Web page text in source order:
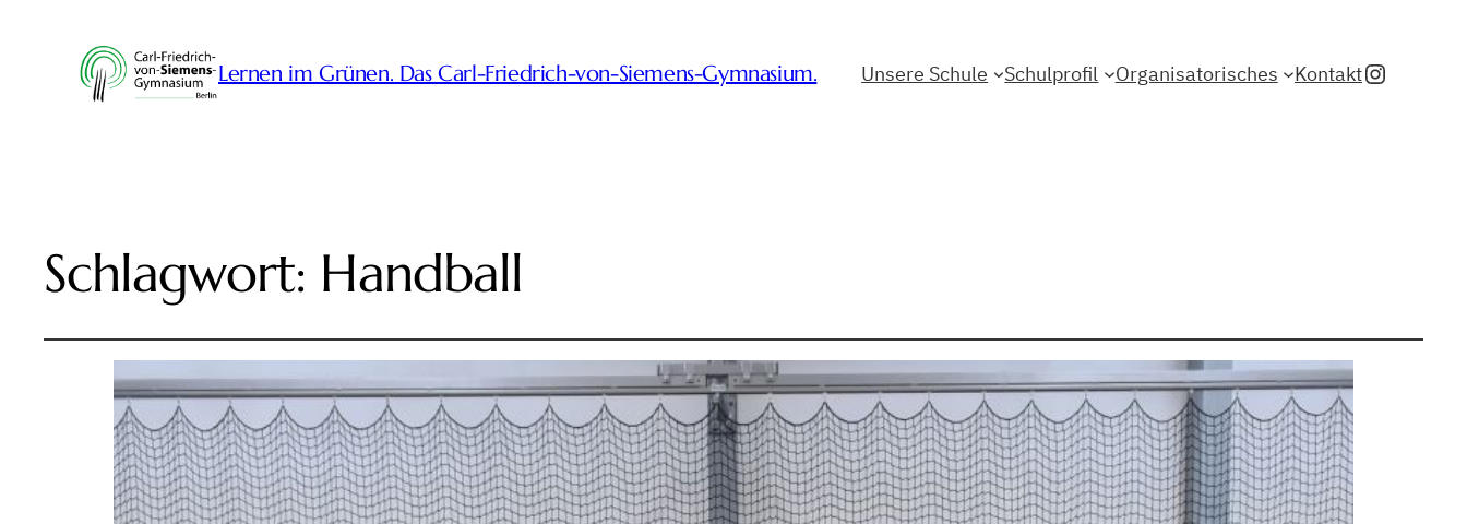
Lernen im Grünen. Das Carl-Friedrich-von-Siemens-Gymnasium. Unsere Schule Schulprofil Organisatorisches Kontakt
Schlagwort: Handball